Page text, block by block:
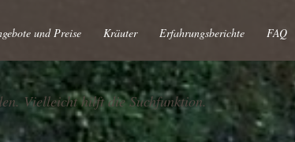
und Preise Kräuter Erfahrungsberichte FAQ
Vielleicht hilft die Suchfunktion.